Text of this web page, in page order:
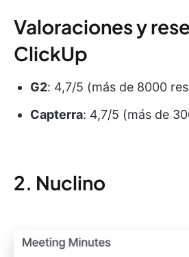
Valoraciones y
ClickUp
G2: 4,7/5 (más de 8000
Capterra: 4,7/5 (más de
2. Nuclino